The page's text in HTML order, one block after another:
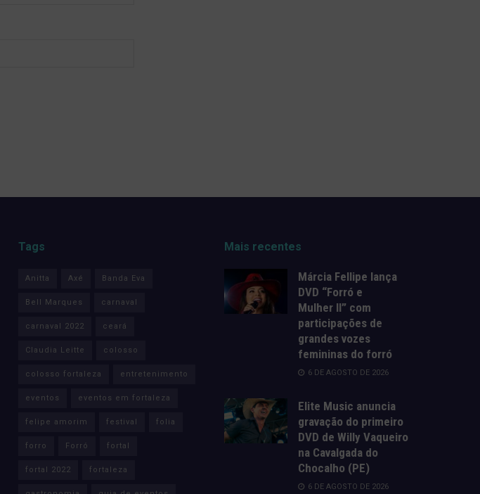
Tags
Anitta Axé Banda Eva
Bell Marques carnaval
carnaval 2022 ceará
Claudia Leitte colosso
colosso fortaleza entretenimento
eventos eventos em fortaleza
felipe amorim festival folia
forro Forró fortal
fortal 2022 fortaleza
Mais recentes
Márcia Fellipe lança
DVD “Forró e
Mulher II” com
participações de
grandes vozes
femininas do forró
6 DE AGOSTO DE 2026
Elite Music anuncia
gravação do primeiro
DVD de Willy Vaqueiro
na Cavalgada do
Chocalho (PE)
6 DE AGOSTO DE 2026